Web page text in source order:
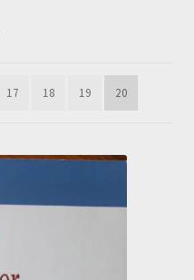
17 18 19 20